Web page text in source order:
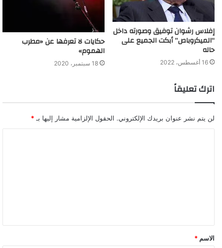
وصفت بفنانة التعري وتزوجت 4 مـرات وعمر خيرت والد
ابنها الوحـيد.
إفلاس رشوان توفيق وصورته داخل
“الميكروباص” أبكت الجميع على
حاله
16 أغسطس، 2022
حكايات لا تعرفها عن «مطرب
الهموم»
18 سبتمبر، 2020
اترك تعليقاً
لن يتم نشر عنوان بريدك الإلكتروني. الحقول الإلزامية مشار إليها بـ *
الاسم *